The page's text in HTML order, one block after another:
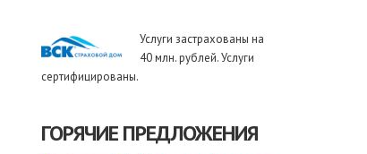
Услуги застрахованы на
40 млн. рублей. Услуги
сертифицированы.
ГОРЯЧИЕ ПРЕДЛОЖЕНИЯ